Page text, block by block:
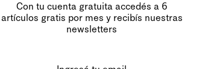
Con tu cuenta gratuita accedés a 6
artículos gratis por mes y recibís nuestras
newsletters